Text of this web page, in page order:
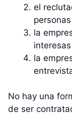
el
la
interesas
la
No hay una
de ser